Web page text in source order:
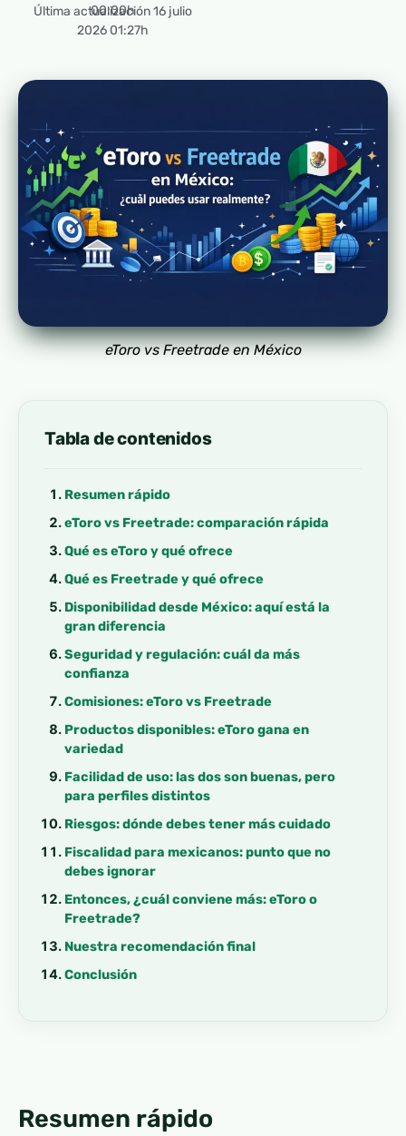
00:00h
Última actualización 16 julio
2026 01:27h
eToro vs Freetrade en México
Tabla de contenidos
Resumen rápido
eToro vs Freetrade: comparación rápida
Qué es eToro y qué ofrece
Qué es Freetrade y qué ofrece
Disponibilidad desde México: aquí está la
gran diferencia
Seguridad y regulación: cuál da más
confianza
Comisiones: eToro vs Freetrade
Productos disponibles: eToro gana en
variedad
Facilidad de uso: las dos son buenas, pero
para perfiles distintos
Riesgos: dónde debes tener más cuidado
Fiscalidad para mexicanos: punto que no
debes ignorar
Entonces, ¿cuál conviene más: eToro o
Freetrade?
Nuestra recomendación final
Conclusión
Resumen rápido